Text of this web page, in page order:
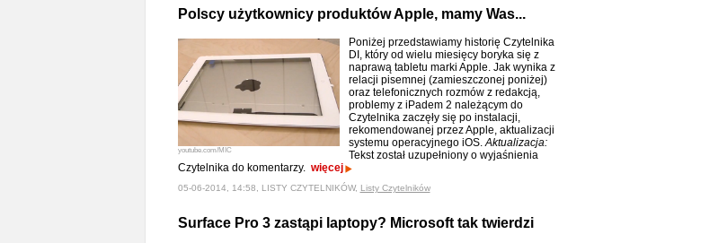
Polscy użytkownicy produktów Apple, mamy Was...
youtube.com/MIC
Poniżej przedstawiamy historię Czytelnika
DI, który od wielu miesięcy boryka się z
naprawą tabletu marki Apple. Jak wynika z
relacji pisemnej (zamieszczonej poniżej)
oraz telefonicznych rozmów z redakcją,
problemy z iPadem 2 należącym do
Czytelnika zaczęły się po instalacji,
rekomendowanej przez Apple, aktualizacji
systemu operacyjnego iOS.Aktualizacja:
Tekst został uzupełniony o wyjaśnienia
Czytelnika do komentarzy. więcej
05-06-2014, 14:58, LISTY CZYTELNIKÓW, Listy Czytelników
Surface Pro 3 zastąpi laptopy? Microsoft tak twierdzi